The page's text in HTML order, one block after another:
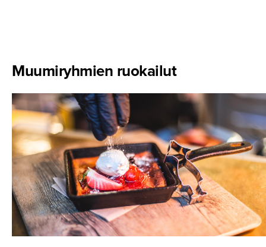
Muumiryhmien ruokailut